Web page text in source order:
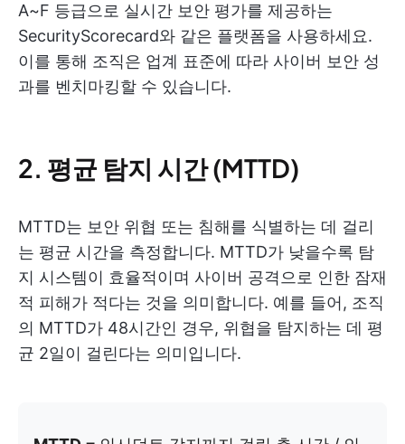
A~F 등급으로 실시간 보안 평가를 제공하는
SecurityScorecard와 같은 플랫폼을 사용하세요.
이를 통해 조직은 업계 표준에 따라 사이버 보안 성
과를 벤치마킹할 수 있습니다.
2. 평균 탐지 시간 (MTTD)
MTTD는 보안 위협 또는 침해를 식별하는 데 걸리
는 평균 시간을 측정합니다. MTTD가 낮을수록 탐
지 시스템이 효율적이며 사이버 공격으로 인한 잠재
적 피해가 적다는 것을 의미합니다. 예를 들어, 조직
의 MTTD가 48시간인 경우, 위협을 탐지하는 데 평
균 2일이 걸린다는 의미입니다.